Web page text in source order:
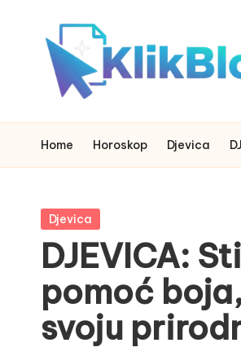
k
li
b
l
o
g
Home Horoskop Djevica
Posted
Djevica
DJEVICA:
pomoć
svoju